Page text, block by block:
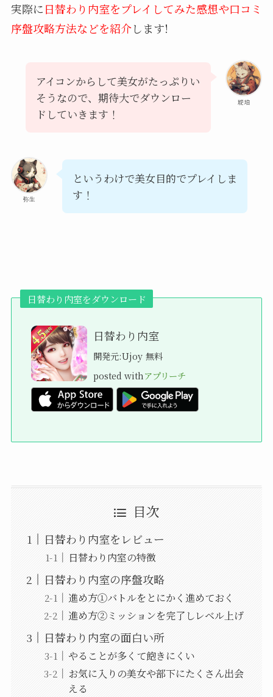
実際に日替わり内室をプレイしてみた感想や口コミ
序盤攻略方法などを紹介します!
琥珀
アイコンからして美女がたっぷりい
そうなので、期待大でダウンロー
ドしていきます！
弥生
というわけで美女目的でプレイしま
す！
日替わり内室をダウンロード
日替わり内室
開発元:Ujoy 無料
posted with アプリーチ
目次
日替わり内室をレビュー
日替わり内室の特徴
日替わり内室の序盤攻略
進め方①バトルをとにかく進めておく
進め方②ミッションを完了しレベル上げ
日替わり内室の面白い所
やることが多くて飽きにくい
お気に入りの美女や部下にたくさん出会
える